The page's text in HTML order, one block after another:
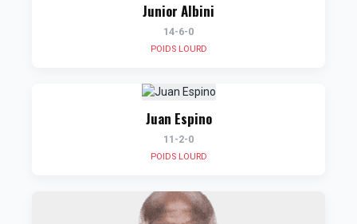
Junior Albini
14-6-0
POIDS LOURD
Juan Espino
11-2-0
POIDS LOURD